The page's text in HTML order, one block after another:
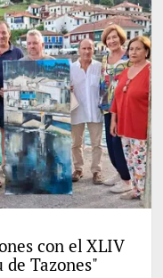
con el XLIV
Tazones"